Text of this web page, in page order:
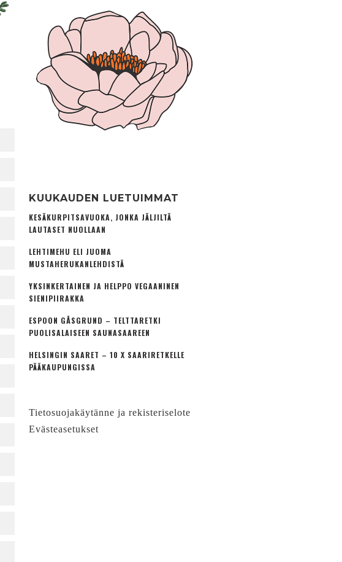
KUUKAUDEN LUETUIMMAT
KESÄKURPITSAVUOKA, JONKA JÄLJILTÄ
LAUTASET NUOLLAAN
LEHTIMEHU ELI JUOMA
MUSTAHERUKANLEHDISTÄ
YKSINKERTAINEN JA HELPPO VEGAANINEN
SIENIPIIRAKKA
ESPOON GÅSGRUND – TELTTARETKI
PUOLISALAISEEN SAUNASAAREEN
HELSINGIN SAARET – 10 X SAARIRETKELLE
PÄÄKAUPUNGISSA
Tietosuojakäytänne ja rekisteriselote
Evästeasetukset